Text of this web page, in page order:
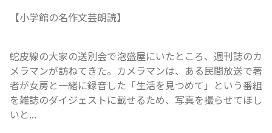
【小学館の名作文芸朗読】
蛇皮線の大家の送別会で泡盛屋にいたところ、週刊誌のカ
メラマンが訪ねてきた。カメラマンは、ある民間放送で著
者が女房と一緒に録音した「生活を見つめて」という番組
を雑誌のダイジェストに載せるため、写真を撮らせてほし
いと...